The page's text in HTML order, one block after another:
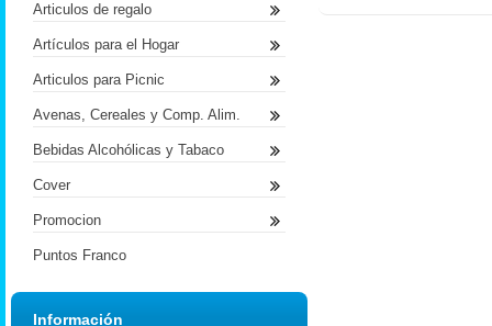
Articulos de regalo
Artículos para el Hogar
Articulos para Picnic
Avenas, Cereales y Comp. Alim.
Bebidas Alcohólicas y Tabaco
Cover
Promocion
Puntos Franco
Información